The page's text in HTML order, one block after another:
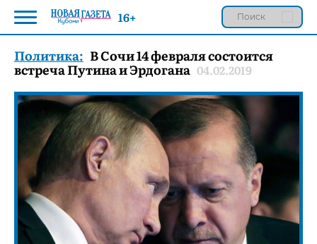
Политика: В Сочи 14 февраля состоится
встреча Путина и Эрдогана 04.02.2019
16+